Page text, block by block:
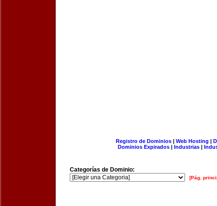
Registro de Dominios| Web Hosting |
Dominios Expirados | Industrias |
Categorías de Dominio:
[Pág.